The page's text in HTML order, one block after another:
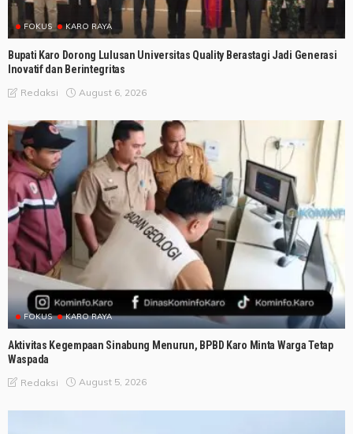
FOKUS KARO RAYA
Bupati Karo Dorong Lulusan Universitas Quality Berastagi Jadi Generasi
Inovatif dan Berintegritas
Redaksi August 6, 2026
FOKUS KARO RAYA
Aktivitas Kegempaan Sinabung Menurun, BPBD Karo Minta Warga Tetap
Waspada
Redaksi August 5, 2026